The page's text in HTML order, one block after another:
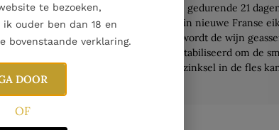
gisting rusten sap en schillen gedurende 21
Melkzuurgisting vindt plaats in nieuwe Franse
16 maanden rijpt. Na rijping wordt de wijn
ongefilterd en ongekoud gestabiliseerd om de
te behouden, wat tot enig bezinksel in de fles
te bezoeken,
ouder ben dan 18 en
bovenstaande verklaring.
DOOR
OF